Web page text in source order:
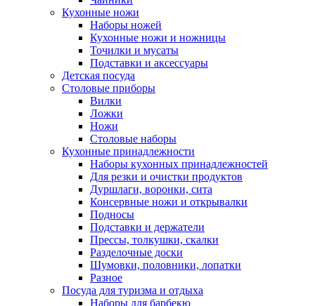
Кухонные ножи
Наборы ножей
Кухонные ножи и ножницы
Точилки и мусаты
Подставки и аксессуары
Детская посуда
Столовые приборы
Вилки
Ложки
Ножи
Столовые наборы
Кухонные принадлежности
Наборы кухонных принадлежностей
Для резки и очистки продуктов
Дуршлаги, воронки, сита
Консервные ножи и открывалки
Подносы
Подставки и держатели
Прессы, толкушки, скалки
Разделочные доски
Шумовки, половники, лопатки
Разное
Посуда для туризма и отдыха
Наборы для барбекю